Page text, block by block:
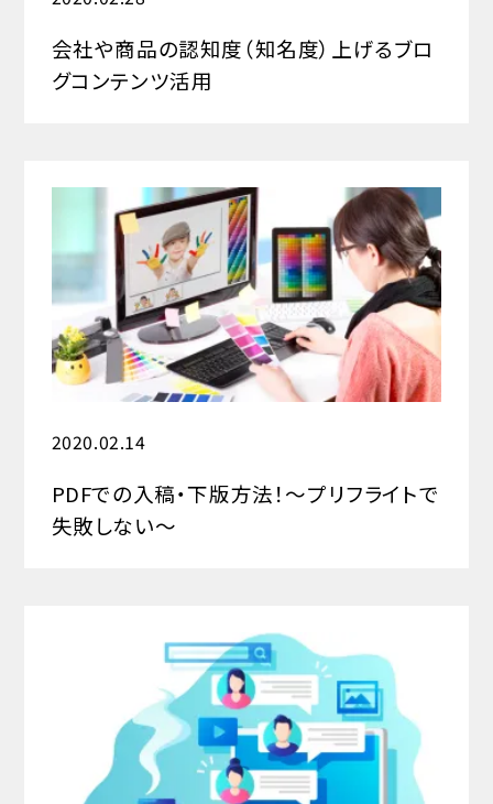
会社や商品の認知度（知名度）上げるブロ
グコンテンツ活用
2020.02.14
PDFでの入稿・下版方法！～プリフライトで
失敗しない～